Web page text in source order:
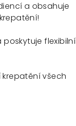
a obsahuje
flexibilní
všech